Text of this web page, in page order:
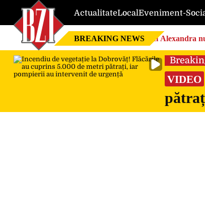
ActualitateLocalEveniment-
BREAKING NEWS Nici Alexandra
VIDEO